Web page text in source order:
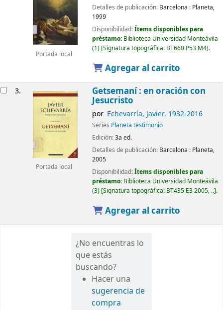
Portada local
Detalles de publicación: Barcelona : Planeta,
1999
Disponibilidad:Ítems disponibles para
préstamo: Biblioteca Universidad Monteávila
(1) Signatura topográfica: BT660 P53 M4 .
Agregar al carrito
3.
Portada local
Getsemaní : en oración con
Jesucristo
por Echevarría, Javier, 1932-2016
Series Planeta testimonio
Edición:3a ed.
Detalles de publicación: Barcelona : Planeta,
2005
Disponibilidad:Ítems disponibles para
préstamo: Biblioteca Universidad Monteávila
(3) Signatura topográfica: BT435 E3 2005, .. .
Agregar al carrito
¿No encuentras lo
que estás
buscando?
Hacer una
sugerencia de
compra